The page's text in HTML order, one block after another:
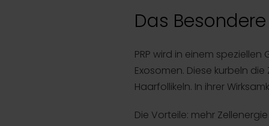
Das
PRP wird in einem
Exosomen. Diese kurbeln
Haarfollikeln. In ihrer
Die Vorteile: mehr